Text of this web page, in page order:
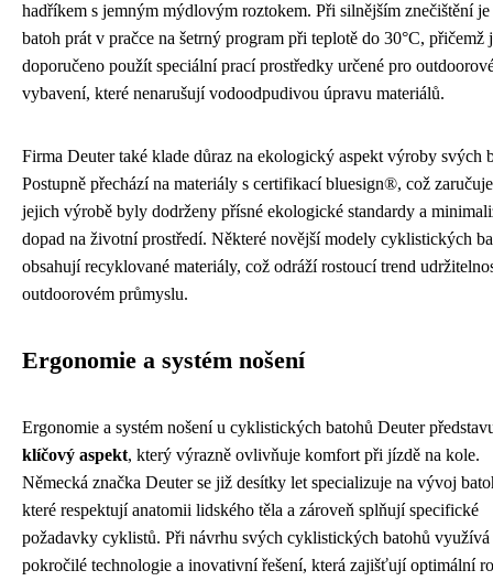
hadříkem s jemným mýdlovým roztokem. Při silnějším znečištění je
batoh prát v pračce na šetrný program při teplotě do 30°C, přičemž
doporučeno použít speciální prací prostředky určené pro
vybavení, které nenarušují vodoodpudivou úpravu materiálů.
Firma Deuter také klade důraz na ekologický aspekt výroby svých
Postupně přechází na materiály s certifikací bluesign®, což
jejich výrobě byly dodrženy přísné ekologické standardy a
dopad na životní prostředí. Některé novější modely cyklistických
obsahují recyklované materiály, což odráží rostoucí trend
outdoorovém průmyslu.
Ergonomie a systém nošení
Ergonomie a systém nošení u cyklistických batohů Deuter
klíčový aspekt, který výrazně ovlivňuje komfort při jízdě na kole.
Německá značka Deuter se již desítky let specializuje na vývoj
které respektují anatomii lidského těla a zároveň splňují specifické
požadavky cyklistů. Při návrhu svých cyklistických batohů využívá
pokročilé technologie a inovativní řešení, která zajišťují optimální